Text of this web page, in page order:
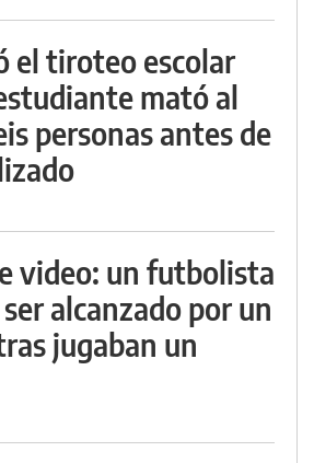
el tiroteo escolar
mató al
personas antes de
video: un futbolista
alcanzado por un
jugaban un